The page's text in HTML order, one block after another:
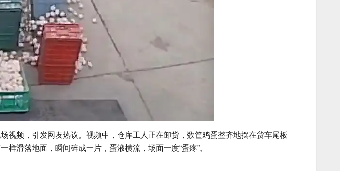
视频，引发网友热议。视频中，仓库工人正在卸货，数筐鸡蛋整齐地摆在货车尾板
样滑落地面，瞬间碎成一片，蛋液横流，场面一度“蛋疼”。